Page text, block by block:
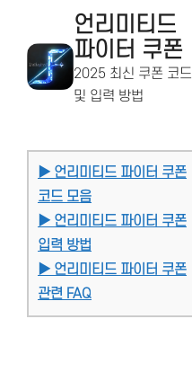
언리미티드
파이터 쿠폰
2025 최신 쿠폰 코드
및 입력 방법
▶ 언리미티드 파이터 쿠폰
코드 모음
▶ 언리미티드 파이터 쿠폰
입력 방법
▶ 언리미티드 파이터 쿠폰
관련 FAQ